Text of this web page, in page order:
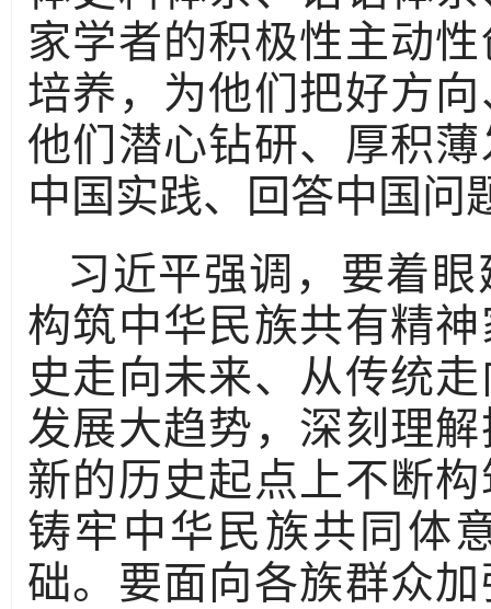
家学者的积极性主动
培养，为他们把好方
他们潜心钻研、厚积
中国实践、回答中国问
习近平强调，要着
构筑中华民族共有精
史走向未来、从传统
发展大趋势，深刻理
新的历史起点上不断
铸牢中华民族共同体
础。要面向各族群众